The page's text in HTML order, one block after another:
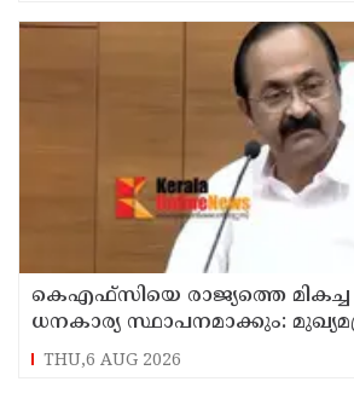
കെഎഫ്‌സിയെ രാജ്യത്തെ
ധനകാര്യ സ്ഥാപനമാക്കും:
സതീശൻ
THU,6 AUG 2026